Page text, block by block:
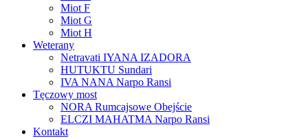
Miot F
Miot G
Miot H
Weterany
Netravati IYANA IZADORA
HUTUKTU Sundari
IVA NANA Narpo Ransi
Tęczowy most
NORA Rumcajsowe Obejście
ELCZI MAHATMA Narpo Ransi
Kontakt